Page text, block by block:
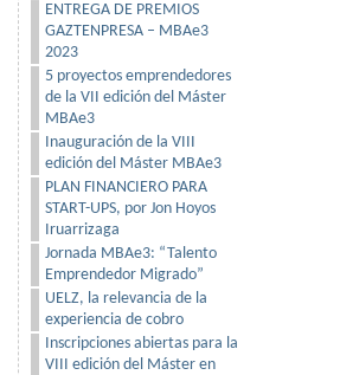
ENTREGA DE PREMIOS
GAZTENPRESA – MBAe3
2023
5 proyectos emprendedores
de la VII edición del Máster
MBAe3
Inauguración de la VIII
edición del Máster MBAe3
PLAN FINANCIERO PARA
START-UPS, por Jon Hoyos
Iruarrizaga
Jornada MBAe3: “Talento
Emprendedor Migrado”
UELZ, la relevancia de la
experiencia de cobro
Inscripciones abiertas para la
VIII edición del Máster en